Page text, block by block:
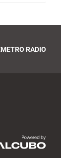
RADIO